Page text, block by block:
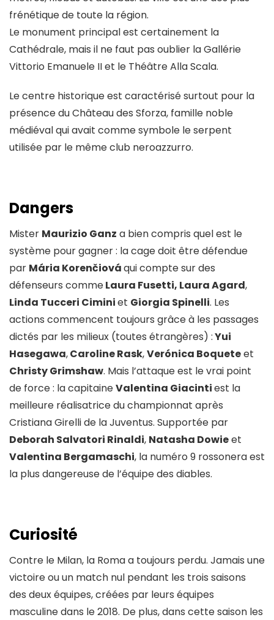
frénétique de toute la région.
Le monument principal est certainement la
Cathédrale, mais il ne faut pas oublier la Gallérie
Vittorio Emanuele II et le Théâtre Alla Scala.
Le centre historique est caractérisé surtout pour la
présence du Château des Sforza, famille noble
médiéval qui avait comme symbole le serpent
utilisée par le même club neroazzurro.
Dangers
Mister Maurizio Ganz a bien compris quel est le
système pour gagner : la cage doit être défendue
par Mária Korenčiováqui compte sur des
défenseurs commeLaura Fusetti, Laura Agard,
Linda Tucceri Ciminiet Giorgia Spinelli. Les
actions commencent toujours grâce à les passages
dictés par les milieux (toutes étrangères) :Yui
Hasegawa,Caroline Rask,Verónica Boqueteet
Christy Grimshaw. Mais l’attaque est le vrai point
de force : la capitaineValentina Giacintiest la
meilleure réalisatrice du championnat après
Cristiana Girelli de la Juventus. Supportée par
Deborah Salvatori Rinaldi, Natasha Dowieet
Valentina Bergamaschi, la numéro 9 rossonera est
la plus dangereuse de l’équipe des diables.
Curiosité
Contre le Milan, la Roma a toujours perdu. Jamais une
victoire ou un match nul pendant les trois saisons
des deux équipes, créées par leurs équipes
masculine dans le 2018. De plus, dans cette saison les